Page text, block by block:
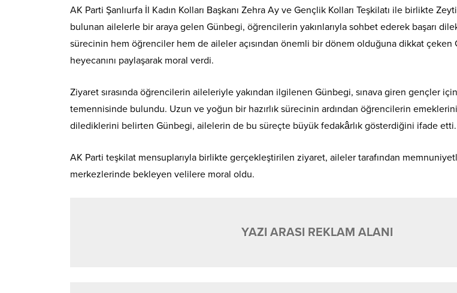
AK Parti Şanlıurfa İl Kadın Kolları Başkanı Zehra Ay ve Gençlik Kolları Teşkilatı ile birlikte
bulunan ailelerle bir araya gelen Günbegi, öğrencilerin yakınlarıyla sohbet ederek başarı
sürecinin hem öğrenciler hem de aileler açısından önemli bir dönem olduğuna dikkat çeken
heyecanını paylaşarak moral verdi.
Ziyaret sırasında öğrencilerin aileleriyle yakından ilgilenen Günbegi, sınava giren gençler için
temennisinde bulundu. Uzun ve yoğun bir hazırlık sürecinin ardından öğrencilerin emeklerinin
dilediklerini belirten Günbegi, ailelerin de bu süreçte büyük fedakârlık gösterdiğini ifade etti.
AK Parti teşkilat mensuplarıyla birlikte gerçekleştirilen ziyaret, aileler tarafından
merkezlerinde bekleyen velilere moral oldu.
YAZI ARASI REKLAM ALANI